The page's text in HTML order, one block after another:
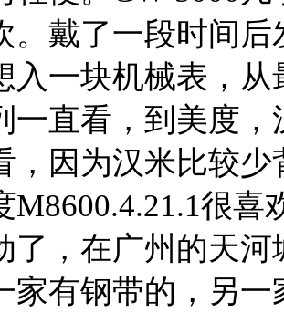
。戴了一段时间
入一块机械表，
一直看，到美度
，因为汉米比较
M8600.4.21.1很
了，在广州的天
家有钢带的，另